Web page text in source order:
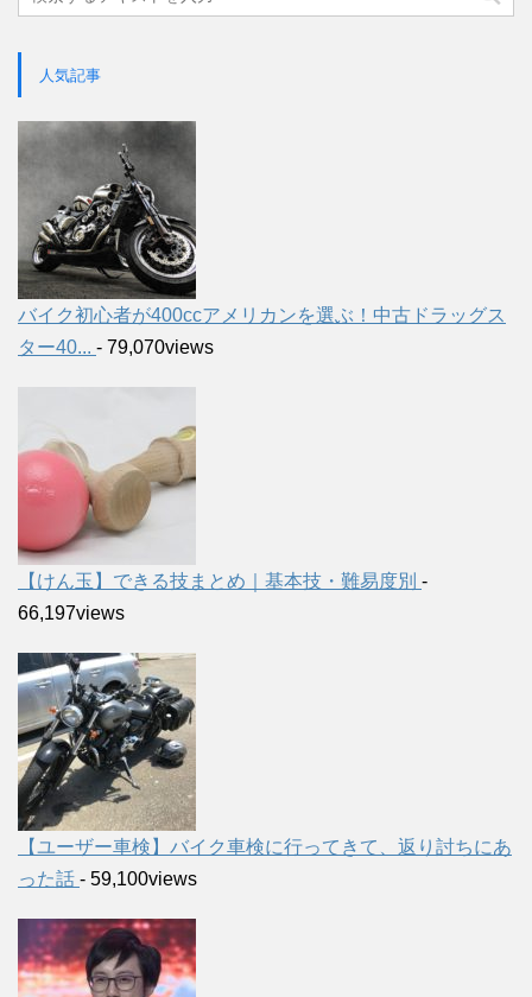
人気記事
バイク初心者が400ccアメリカンを選ぶ！中古ドラッグス
ター40... - 79,070views
【けん玉】できる技まとめ｜基本技・難易度別 -
66,197views
【ユーザー車検】バイク車検に行ってきて、返り討ちにあ
った話 - 59,100views